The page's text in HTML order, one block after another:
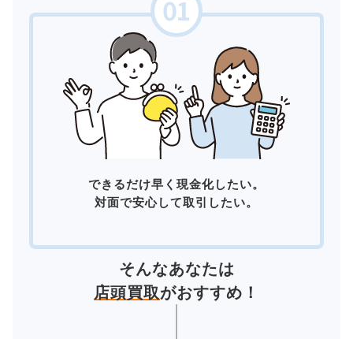
できるだけ早く現金化したい。
対面で安心して取引したい。
そんなあなたは
店頭買取がおすすめ！